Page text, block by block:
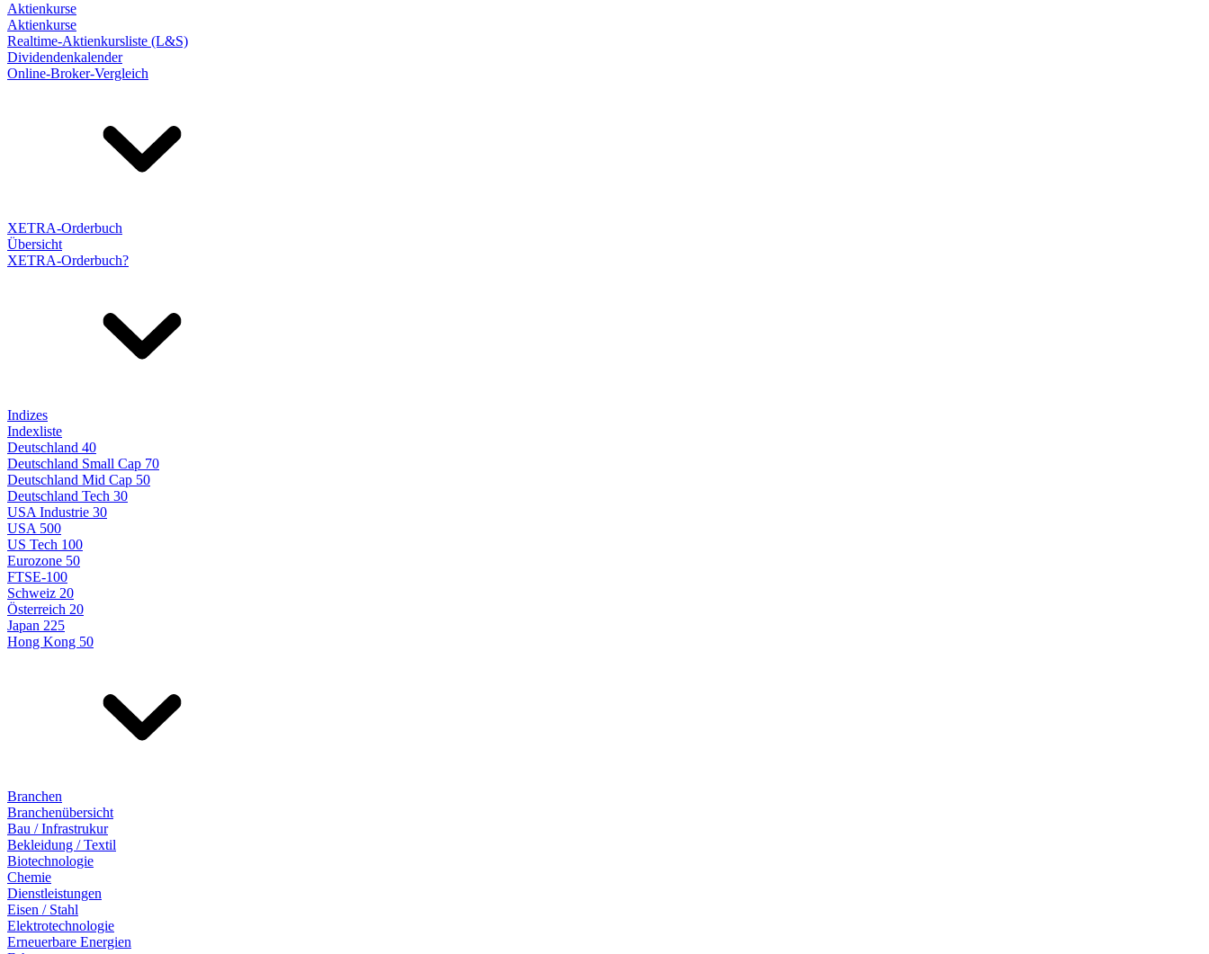
Aktienkurse
Aktienkurse
Realtime-Aktienkursliste (L&S)
Dividendenkalender
Online-Broker-Vergleich
XETRA-Orderbuch
Übersicht
XETRA-Orderbuch?
Indizes
Indexliste
Deutschland 40
Deutschland Small Cap 70
Deutschland Mid Cap 50
Deutschland Tech 30
USA Industrie 30
USA 500
US Tech 100
Eurozone 50
FTSE-100
Schweiz 20
Österreich 20
Japan 225
Hong Kong 50
Branchen
Branchenübersicht
Bau / Infrastrukur
Bekleidung / Textil
Biotechnologie
Chemie
Dienstleistungen
Eisen / Stahl
Elektrotechnologie
Erneuerbare Energien